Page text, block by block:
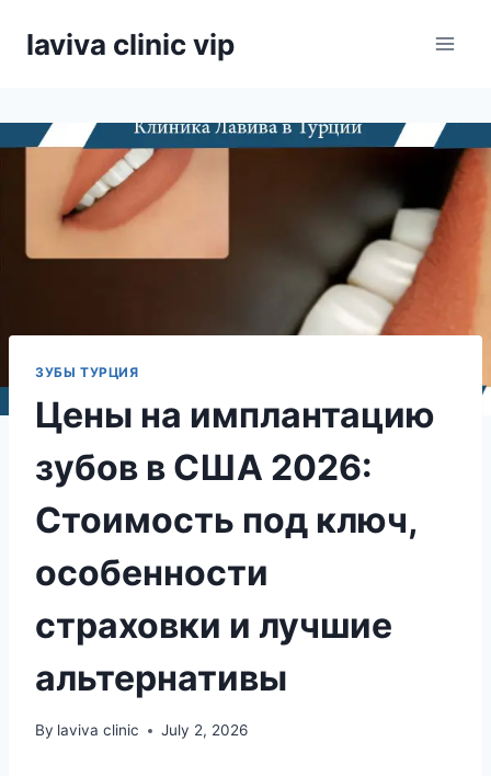
laviva clinic vip
ЗУБЫ ТУРЦИЯ
Цены на имплантацию
зубов в США 2026:
Стоимость под ключ,
особенности
страховки и лучшие
альтернативы
By laviva clinic July 2, 2026